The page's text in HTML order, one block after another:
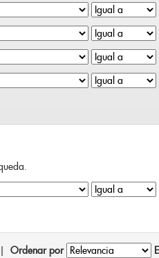
Ordenar por